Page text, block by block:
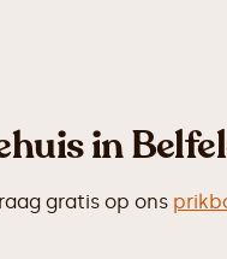
in
gratis op ons